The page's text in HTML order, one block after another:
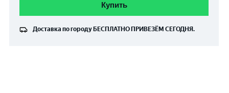
Купить
Доставка по городу БЕСПЛАТНО ПРИВЕЗЁМ СЕГОДНЯ.